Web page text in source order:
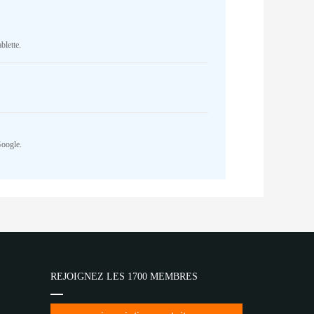
REJOIGNEZ LES 1700 MEMBRES